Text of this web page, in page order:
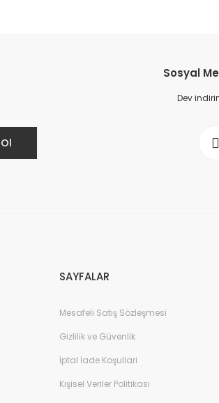
Sosyal
Dev
SAYFALAR
Mesafeli Satış Sözleşmesi
Gizlilik ve Güvenlik
İptal İade Koşullari
Kişisel Veriler Politikası